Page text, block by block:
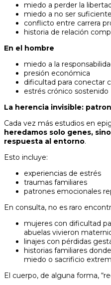
miedo a perder la
miedo a no ser
conflicto entre carrera
historia de relación
En el hombre
miedo a la
presión económica
dificultad para conectar
estrés crónico sostenido
La herencia invisible:
Cada vez más estudios en
heredamos solo genes,
respuesta al entorno.
Esto incluye:
experiencias de estrés
traumas familiares
patrones emocionales
En consulta, no es raro
mujeres con dificultad
abuelas vivieron
linajes con pérdidas
historias familiares
miedo o sacrificio
El cuerpo, de alguna forma,